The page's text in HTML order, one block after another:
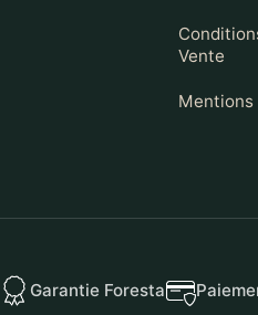
Vente
Mentions
Garantie Foresta